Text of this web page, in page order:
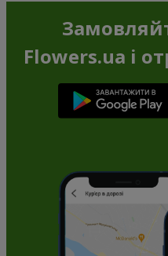
Flowers.ua і